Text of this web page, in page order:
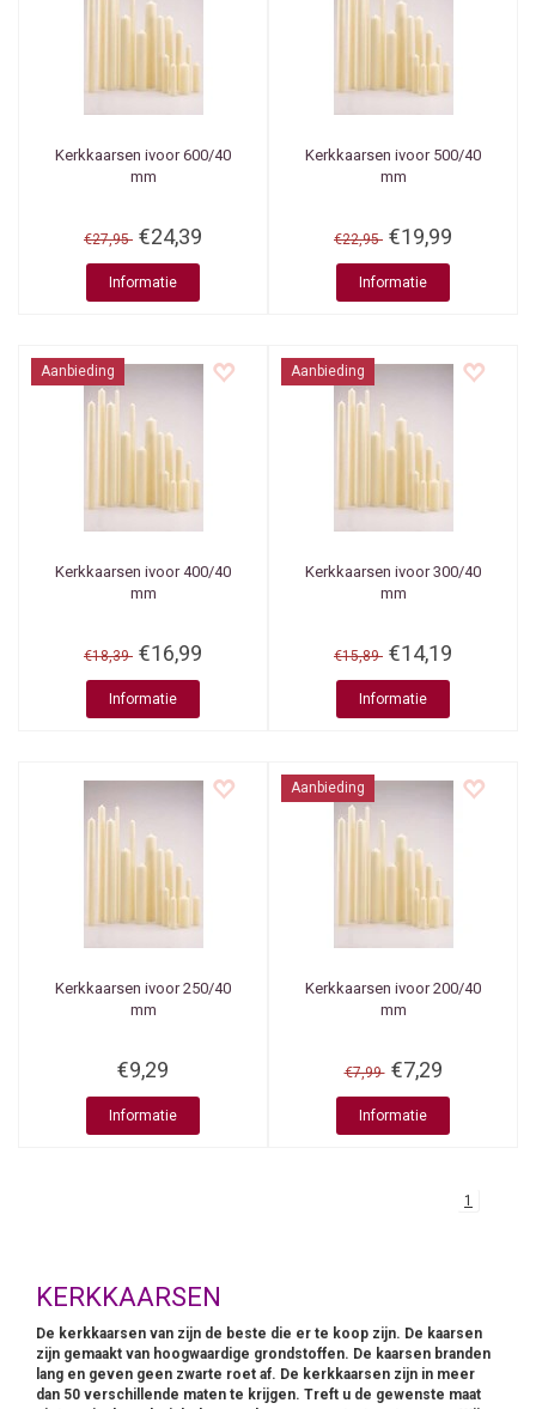
Kerkkaarsen ivoor 600/40
mm
€27,95 €24,39
Informatie
Kerkkaarsen ivoor 500/40
mm
€22,95 €19,99
Informatie
Aanbieding
Kerkkaarsen ivoor 400/40
mm
€18,39 €16,99
Informatie
Aanbieding
Kerkkaarsen ivoor 300/40
mm
€15,89 €14,19
Informatie
Kerkkaarsen ivoor 250/40
mm
€9,29
Informatie
Aanbieding
Kerkkaarsen ivoor 200/40
mm
€7,99 €7,29
Informatie
1
KERKKAARSEN
De kerkkaarsen van zijn de beste die er te koop zijn. De kaarsen
zijn gemaakt van hoogwaardige grondstoffen. De kaarsen branden
lang en geven geen zwarte roet af. De kerkkaarsen zijn in meer
dan 50 verschillende maten te krijgen. Treft u de gewenste maat